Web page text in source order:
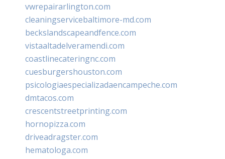
vwrepairarlington.com
cleaningservicebaltimore-md.com
beckslandscapeandfence.com
vistaaltadelveramendi.com
coastlinecateringnc.com
cuesburgershouston.com
psicologiaespecializadaencampeche.com
dmtacos.com
crescentstreetprinting.com
hornopizza.com
driveadragster.com
hematologa.com